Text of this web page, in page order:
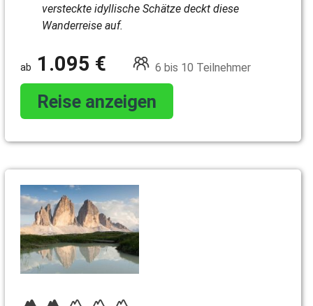
versteckte idyllische Schätze deckt diese
Wanderreise auf.
1.095 € 6 bis 10 Teilnehmer
Reise anzeigen